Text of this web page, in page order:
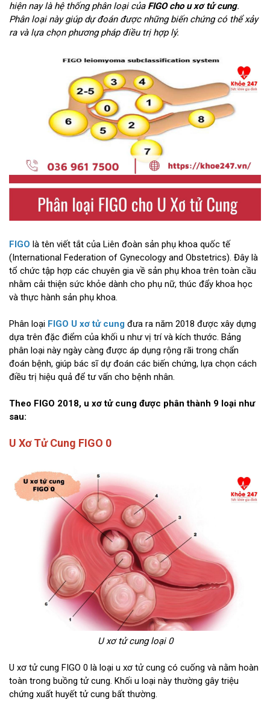
hiện nay là hệ thống phân loại của FIGO cho u xơ tử cung.
Phân loại này giúp dự đoán được những biến chứng có thể xảy
ra và lựa chọn phương pháp điều trị hợp lý.
FIGO là tên viết tắt của Liên đoàn sản phụ khoa quốc tế
(International Federation of Gynecology and Obstetrics). Đây là
tổ chức tập hợp các chuyên gia về sản phụ khoa trên toàn cầu
nhằm cải thiện sức khỏe dành cho phụ nữ, thúc đẩy khoa học
và thực hành sản phụ khoa.
Phân loại FIGO U xơ tử cung đưa ra năm 2018 được xây dựng
dựa trên đặc điểm của khối u như vị trí và kích thước. Bảng
phân loại này ngày càng được áp dụng rộng rãi trong chẩn
đoán bệnh, giúp bác sĩ dự đoán các biến chứng, lựa chọn cách
điều trị hiệu quả để tư vấn cho bệnh nhân.
Theo FIGO 2018, u xơ tử cung được phân thành 9 loại như
sau:
U Xơ Tử Cung FIGO 0
U xơ tử cung loại 0
U xơ tử cung FIGO 0 là loại u xơ tử cung có cuống và nằm hoàn
toàn trong buồng tử cung. Khối u loại này thường gây triệu
chứng xuất huyết tử cung bất thường.